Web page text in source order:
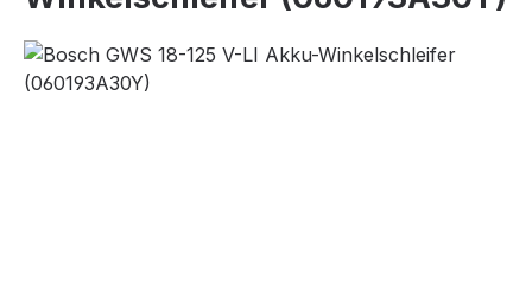
Bildergalerie überspringen